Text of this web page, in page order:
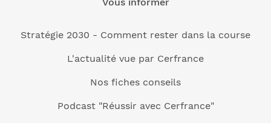
Stratégie 2030 - Comment rester dans la course
L'actualité vue par Cerfrance
Nos fiches conseils
Podcast "Réussir avec Cerfrance"